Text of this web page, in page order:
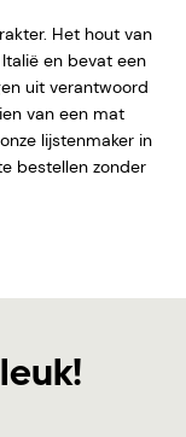
Het hout van
en bevat een
uit verantwoord
van een mat
lijstenmaker in
bestellen zonder